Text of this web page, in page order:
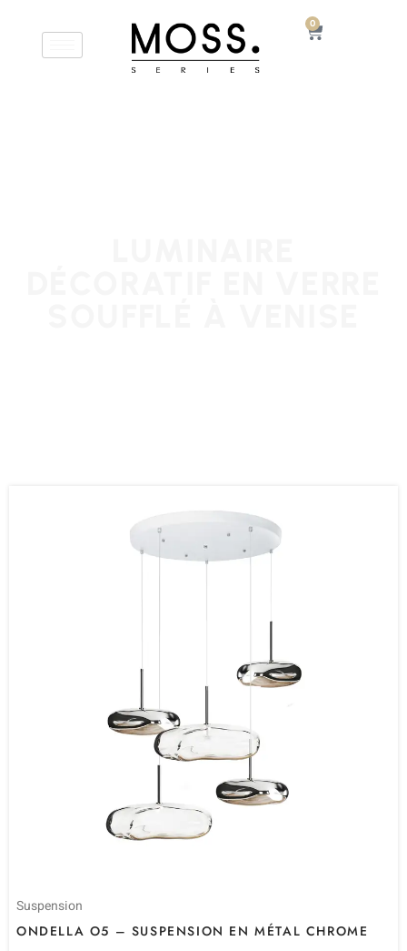
0
Suspension
ONDELLA O5 – SUSPENSION EN MÉTAL CHROME